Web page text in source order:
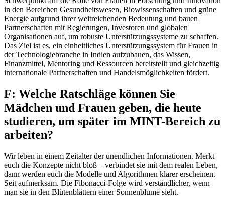
in den Bereichen Gesundheitswesen, Biowissenschaften und grüne
Energie aufgrund ihrer weitreichenden Bedeutung und bauen
Partnerschaften mit Regierungen, Investoren und globalen
Organisationen auf, um robuste Unterstützungssysteme zu schaffen.
Das Ziel ist es, ein einheitliches Unterstützungssystem für Frauen in
der Technologiebranche in Indien aufzubauen, das Wissen,
Finanzmittel, Mentoring und Ressourcen bereitstellt und gleichzeitig
internationale Partnerschaften und Handelsmöglichkeiten fördert.
F: Welche Ratschläge können Sie
Mädchen und Frauen geben, die heute
studieren, um später im MINT-Bereich zu
arbeiten?
Wir leben in einem Zeitalter der unendlichen Informationen. Merkt
euch die Konzepte nicht bloß – verbindet sie mit dem realen Leben,
dann werden euch die Modelle und Algorithmen klarer erscheinen.
Seit aufmerksam. Die Fibonacci-Folge wird verständlicher, wenn
man sie in den Blütenblättern einer Sonnenblume sieht.